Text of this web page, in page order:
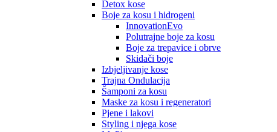
Detox kose
Boje za kosu i hidrogeni
InnovationEvo
Polutrajne boje za kosu
Boje za trepavice i obrve
Skidači boje
Izbjeljivanje kose
Trajna Ondulacija
Šamponi za kosu
Maske za kosu i regeneratori
Pjene i lakovi
Styling i njega kose